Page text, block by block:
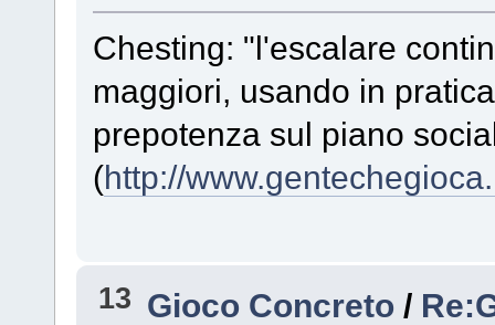
Chesting: "l'escalare
maggiori, usando in
prepotenza sul piano
(http://
13 Gioco Concreto /